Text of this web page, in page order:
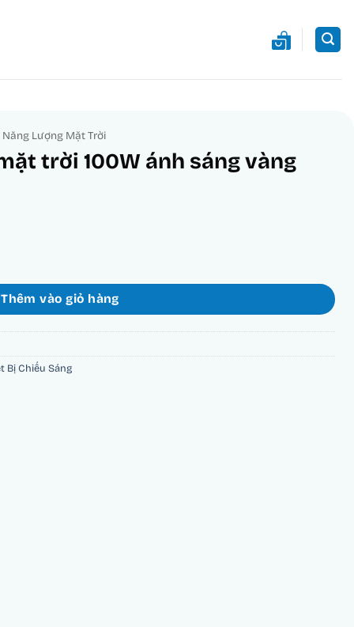
Năng Lượng Mặt Trời
trời 100W ánh sáng vàng
Thêm vào giỏ hàng
Bị Chiếu Sáng